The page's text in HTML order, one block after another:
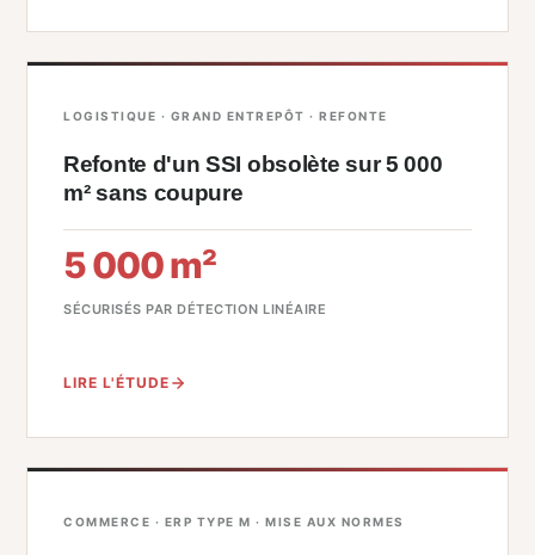
LOGISTIQUE · GRAND ENTREPÔT · REFONTE
Refonte d'un SSI obsolète sur 5 000
m² sans coupure
5 000 m²
SÉCURISÉS PAR DÉTECTION LINÉAIRE
LIRE L'ÉTUDE
COMMERCE · ERP TYPE M · MISE AUX NORMES